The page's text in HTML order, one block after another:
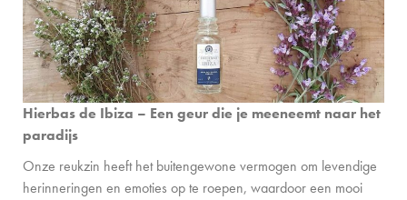
Hierbas de Ibiza – Een geur die je meeneemt naar het
paradijs
Onze reukzin heeft het buitengewone vermogen om levendige
herinneringen en emoties op te roepen, waardoor een mooi